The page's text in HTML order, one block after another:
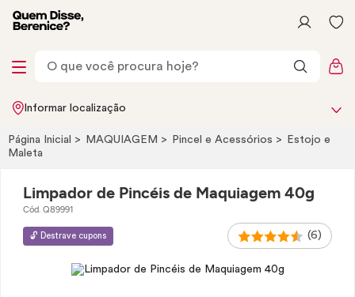
Informar localização
Página Inicial MAQUIAGEM Pincel e Acessórios
Estojo e
Maleta
Limpador de Pincéis de Maquiagem 40g
Cód. Q89991
🔓 Destrave cupons (6)